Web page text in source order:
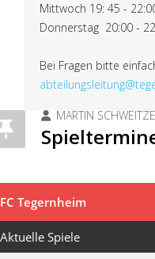
Mittwoch 19: 45 -
Donnerstag 20:00 -
Bei Fragen bitte
MARTIN